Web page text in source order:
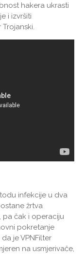
hakera ukrasti
i izvršiti
infekcije u dva
žrtva
čak i operaciju
pokretanje
je VPNFilter
na usmjerivače,